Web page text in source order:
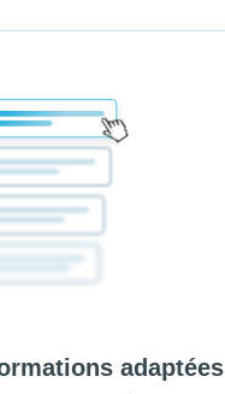
adaptées